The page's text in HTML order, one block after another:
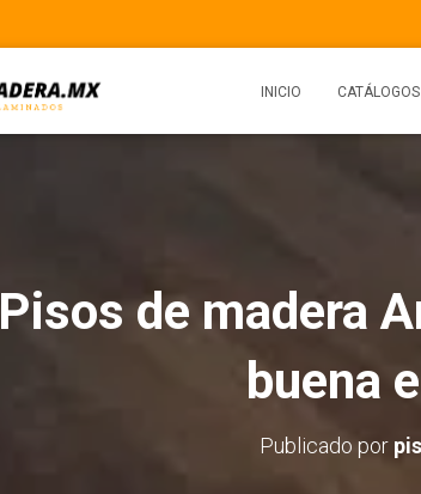
INICIO CATÁLOGOS
Pisos de madera
buena
Publicado por